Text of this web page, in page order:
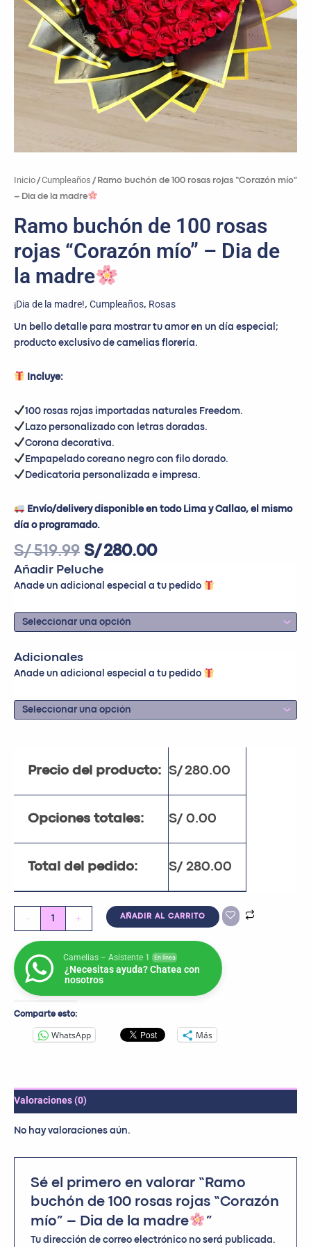
Inicio /Cumpleaños / Ramo buchón de 100 rosas rojas “Corazón mío”
– Dia de la madre
Ramo buchón de 100 rosas
rojas “Corazón mío” – Dia de
la madre
¡Dia de la madre!, Cumpleaños, Rosas
Un bello detalle para mostrar tu amor en un día especial;
producto exclusivo de camelias florería.
Incluye:
100 rosas rojas importadas naturales Freedom.
⁠Lazo personalizado con letras doradas.
Corona decorativa.
Empapelado coreano negro con filo dorado.
Dedicatoria personalizada e impresa.
Envío/delivery disponible en todo Lima y Callao, el mismo
día o programado.
S/519.99 S/280.00
Añadir Peluche
Añade un adicional especial a tu pedido
Adicionales
Añade un adicional especial a tu pedido
Precio del producto: S/280.00
Opciones totales: S/ 0.00
Total del pedido: S/ 280.00
-
cantidad
+ AÑADIR AL CARRITO
Camelias – Asistente 1 En línea
¿Necesitas ayuda? Chatea con
nosotros
Comparte esto:
WhatsApp Más
Valoraciones (0)
No hay valoraciones aún.
Sé el primero en valorar “Ramo
buchón de 100 rosas rojas “Corazón
mío” – Dia de la madre
”
Tu dirección de correo electrónico no será publicada.